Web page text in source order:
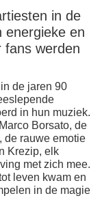
in de
energieke en
fans werden
de jaren 90
in hun muziek.
Borsato, de
de rauwe emotie
Krezip, elk
met zich mee.
leven kwam en
in de magie